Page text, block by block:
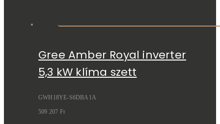
Gree Amber Royal inverter
5,3 kW klíma szett
GWH18YE-S6DBA1A
509 207 Ft